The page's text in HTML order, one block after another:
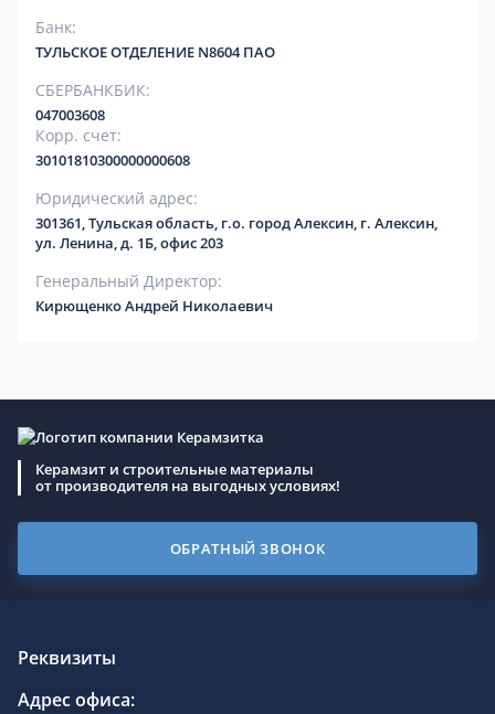
Банк:
ТУЛЬСКОЕ ОТДЕЛЕНИЕ N8604 ПАО
СБЕРБАНКБИК:
047003608
Корр. счет:
30101810300000000608
Юридический адрес:
301361, Тульская область, г.о. город Алексин, г. Алексин,
ул. Ленина, д. 1Б, офис 203
Генеральный Директор:
Кирющенко Андрей Николаевич
Керамзит и строительные материалы
от производителя на выгодных условиях!
ОБРАТНЫЙ ЗВОНОК
Реквизиты
Адрес офиса: